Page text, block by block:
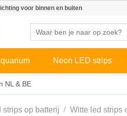
voor binnen en buiten
Neon LED strips
NL & BE
strips op batterij / Witte led strips